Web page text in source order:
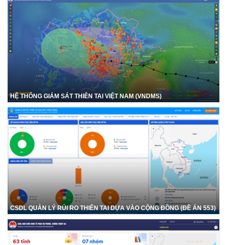
HỆ THỐNG GIÁM SÁT THIÊN TAI VIỆT NAM (VNDMS)
CSDL QUẢN LÝ RỦI RO THIÊN TAI DỰA VÀO CỘNG ĐỒNG (ĐỀ ÁN 553)